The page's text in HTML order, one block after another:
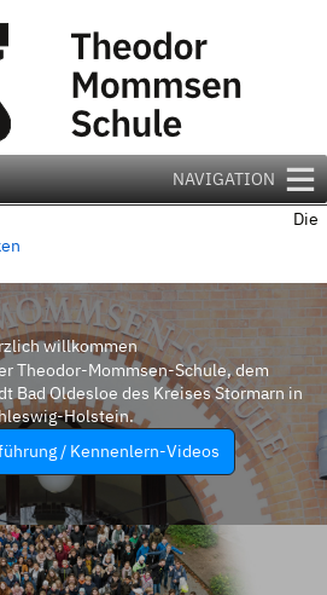
NAVIGATION
willkommen
Theodor-Mommsen-Schule, dem
Bad Oldesloe des Kreises Stormarn in
Holstein.
/ Kennenlern-Videos